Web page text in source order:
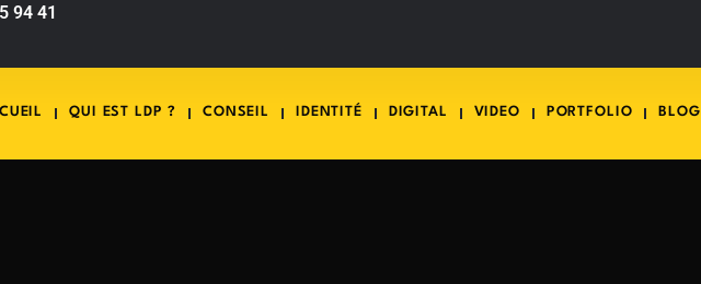
94 41
QUI EST LDP ? CONSEIL IDENTITÉ DIGITAL VIDEO PORTFOLIO BLOG